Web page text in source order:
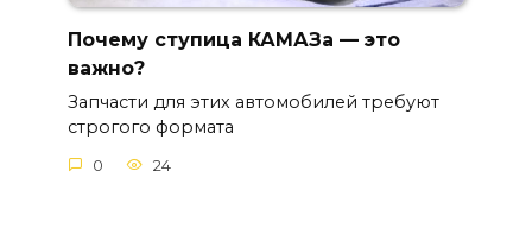
Почему ступица КАМАЗа — это
важно?
Запчасти для этих автомобилей требуют
строгого формата
0 24